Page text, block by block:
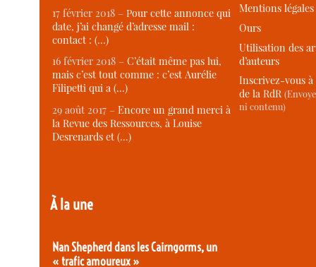
17 février 2018 –Pour cette annonce qui
date, j’ai changé d’adresse mail :
contact : (…)
16 février 2018 –C’était même pas lui,
mais c’est tout comme : c’est Aurélie
Filipetti qui a (…)
29 août 2017 –Encore un grand merci à
la Revue des Ressources, à Louise
Desrenards et (…)
À la une
Nan Shepherd dans les Cairngorms, un
« trafic amoureux »
Mentions légales
Ours
Utilisation des
d’auteurs
Inscrivez-vous
de la RdR
ni contenu)